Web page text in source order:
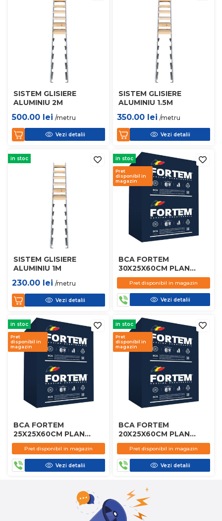
SISTEM GLISIERE
ALUMINIU 2M
500.00 lei /metru
Vezi detalii
SISTEM GLISIERE
ALUMINIU 1.5M
350.00 lei /metru
Vezi detalii
in stoc
SISTEM GLISIERE
ALUMINIU 1M
230.00 lei /metru
Vezi detalii
in stoc
Pret
disponibil in
magazin
BCA FORTEM
30X25X60CM PLAN
D450
Pret disponibil in magazin
Vezi detalii
in stoc
Pret
disponibil in
magazin
BCA FORTEM
25X25X60CM PLAN
D450
Pret disponibil in magazin
Vezi detalii
in stoc
Pret
disponibil in
magazin
BCA FORTEM
20X25X60CM PLAN
D450
Pret disponibil in magazin
Vezi detalii